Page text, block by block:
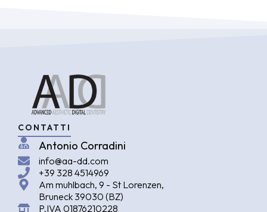
CONTATTI
Antonio Corradini
info@aa-dd.com
+39 328 4514969
Am muhlbach, 9 - St Lorenzen,
Bruneck 39030 (BZ)
P.IVA 01876210228